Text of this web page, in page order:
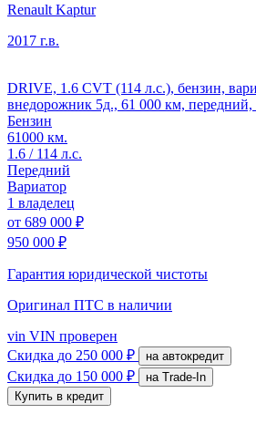
Renault Kaptur
2017 г.в.
DRIVE, 1.6 CVT (114 л.с.), бензин,
внедорожник 5д., 61 000 км, передний,
Бензин
61000 км.
1.6 / 114 л.с.
Передний
Вариатор
1 владелец
от 689 000 ₽
950 000 ₽
Гарантия юридической чистоты
Оригинал ПТС в наличии
vin VIN проверен
Скидка до 250 000 ₽ на автокредит
Скидка до 150 000 ₽
на Trade-In
Купить в кредит